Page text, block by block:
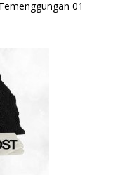
01